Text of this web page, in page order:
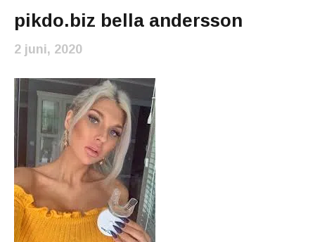
pikdo.biz bella andersson
2 juni, 2020